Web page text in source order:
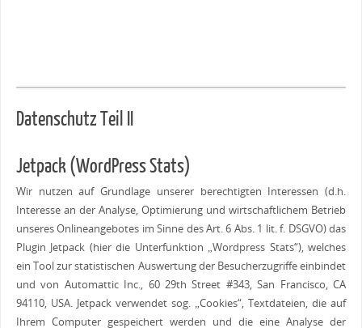
Datenschutz Teil II
Jetpack (WordPress Stats)
Wir nutzen auf Grundlage unserer berechtigten Interessen (d.h.
Interesse an der Analyse, Optimierung und wirtschaftlichem Betrieb
unseres Onlineangebotes im Sinne des Art. 6 Abs. 1 lit. f. DSGVO) das
Plugin Jetpack (hier die Unterfunktion „Wordpress Stats“), welches
ein Tool zur statistischen Auswertung der Besucherzugriffe einbindet
und von Automattic Inc., 60 29th Street #343, San Francisco, CA
94110, USA. Jetpack verwendet sog. „Cookies“, Textdateien, die auf
Ihrem Computer gespeichert werden und die eine Analyse der